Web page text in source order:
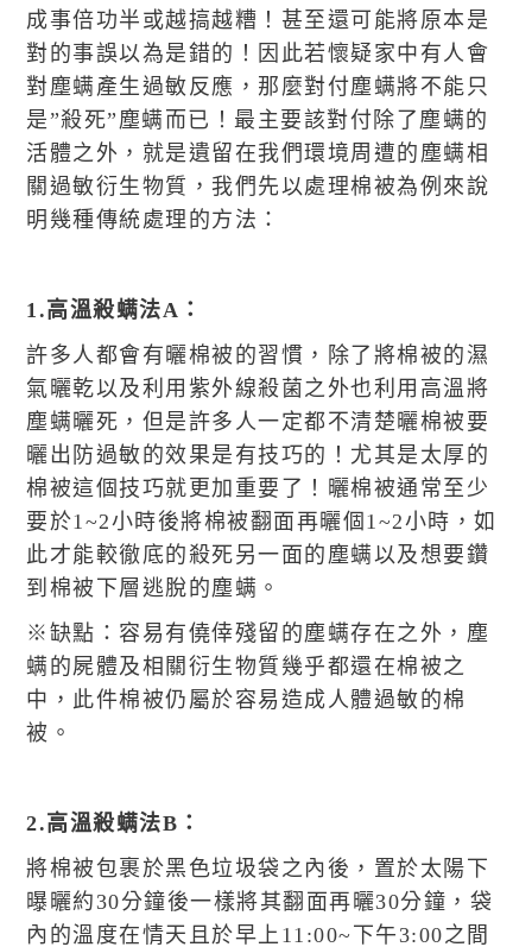
成事倍功半或越搞越糟！甚至還可能將原本是
對的事誤以為是錯的！因此若懷疑家中有人會
對塵螨產生過敏反應，那麼對付塵螨將不能只
是”殺死”塵螨而已！最主要該對付除了塵螨的
活體之外，就是遺留在我們環境周遭的塵螨相
關過敏衍生物質，我們先以處理棉被為例來說
明幾種傳統處理的方法：
1.高溫殺螨法A：
許多人都會有曬棉被的習慣，除了將棉被的濕
氣曬乾以及利用紫外線殺菌之外也利用高溫將
塵螨曬死，但是許多人一定都不清楚曬棉被要
曬出防過敏的效果是有技巧的！尤其是太厚的
棉被這個技巧就更加重要了！曬棉被通常至少
要於1~2小時後將棉被翻面再曬個1~2小時，如
此才能較徹底的殺死另一面的塵螨以及想要鑽
到棉被下層逃脫的塵螨。
※缺點：容易有僥倖殘留的塵螨存在之外，塵
螨的屍體及相關衍生物質幾乎都還在棉被之
中，此件棉被仍屬於容易造成人體過敏的棉
被。
2.高溫殺螨法B：
將棉被包裹於黑色垃圾袋之內後，置於太陽下
曝曬約30分鐘後一樣將其翻面再曬30分鐘，袋
內的溫度在情天且於早上11:00~下午3:00之間